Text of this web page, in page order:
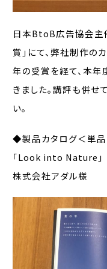
日本BtoB広告協会主
賞」にて、弊社制作の
年の受賞を経て、本年
きました。講評も併せ
い。
◆製品カタログ＜単
「Look into Nature」
株式会社アダル様